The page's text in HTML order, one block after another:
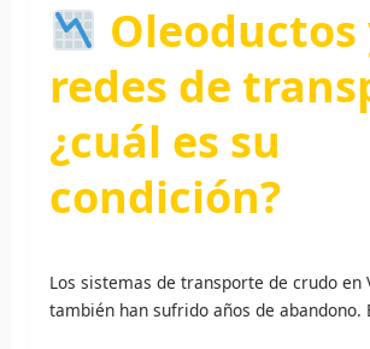
Oleoductos
redes de
¿cuál es su
condición?
Los sistemas de transporte de crudo en
también han sufrido años de abandono.